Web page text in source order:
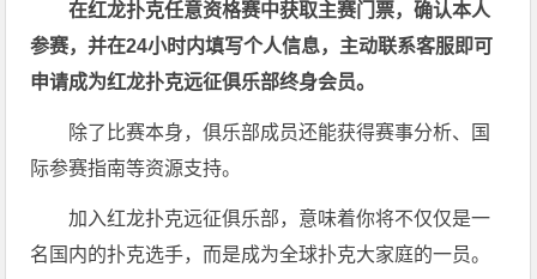
在红龙扑克任意资格赛中获取主赛门票，确认本人
参赛，并在24小时内填写个人信息，主动联系客服即可
申请成为红龙扑克远征俱乐部终身会员。
除了比赛本身，俱乐部成员还能获得赛事分析、国
际参赛指南等资源支持。
加入红龙扑克远征俱乐部，意味着你将不仅仅是一
名国内的扑克选手，而是成为全球扑克大家庭的一员。